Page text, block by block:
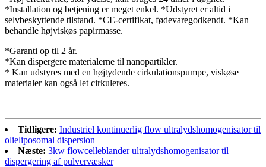
*Installation og betjening er meget enkel. *Udstyret er altid i
selvbeskyttende tilstand. *CE-certifikat, fødevaregodkendt. *Kan
behandle højviskøs papirmasse.
*Garanti op til 2 år.
*Kan dispergere materialerne til nanopartikler.
* Kan udstyres med en højtydende cirkulationspumpe, viskøse
materialer kan også let cirkuleres.
Tidligere: Industriel kontinuerlig flow ultralydshomogenisator til
olieliposomal dispersion
Næste: 3kw flowcelleblander ultralydshomogenisator til
dispergering af pulvervæsker